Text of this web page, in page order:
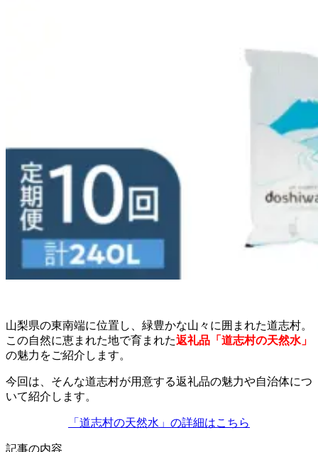
山梨県の東南端に位置し、緑豊かな山々に囲まれた道志村。
この自然に恵まれた地で育まれた返礼品「道志村の天然水」
の魅力をご紹介します。
今回は、そんな道志村が用意する返礼品の魅力や自治体につ
いて紹介します。
「道志村の天然水」の詳細はこちら
記事の内容